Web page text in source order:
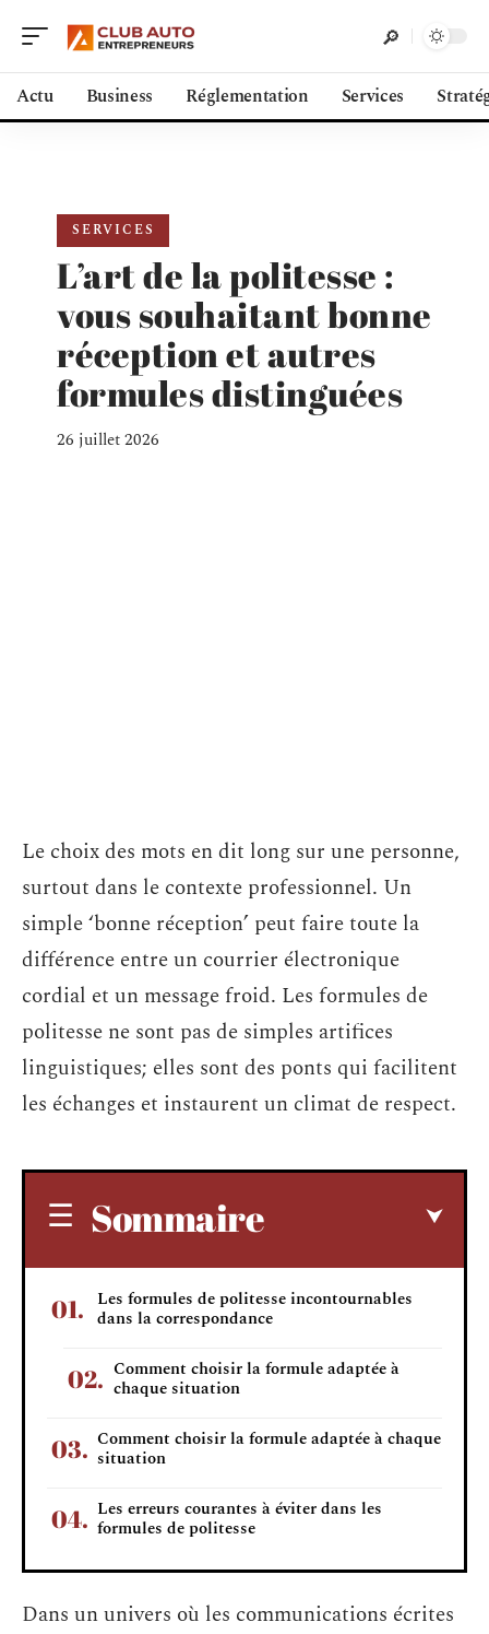
Actu Business Réglementation Services
SERVICES
L’art de la politesse :
vous souhaitant bonne
réception et autres
formules distinguées
26 juillet 2026
Le choix des mots en dit long sur une personne,
surtout dans le contexte professionnel. Un
simple ‘bonne réception’ peut faire toute la
différence entre un courrier électronique
cordial et un message froid. Les formules de
politesse ne sont pas de simples artifices
linguistiques; elles sont des ponts qui facilitent
les échanges et instaurent un climat de respect.
Sommaire
Les formules de politesse incontournables
dans la correspondance
Comment choisir la formule adaptée à
chaque situation
Comment choisir la formule adaptée à chaque
situation
Les erreurs courantes à éviter dans les
formules de politesse
Dans un univers où les communications écrites